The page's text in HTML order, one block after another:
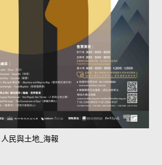
人民與土地_海報